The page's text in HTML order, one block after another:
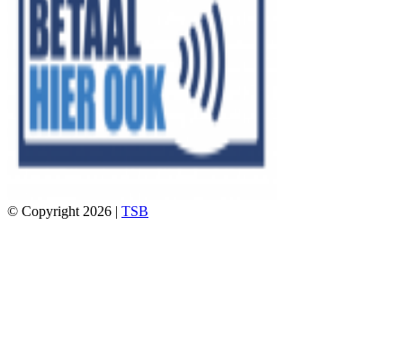
© Copyright 2026 | TSB